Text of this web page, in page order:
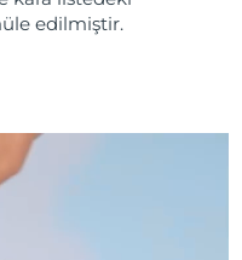
edilmiştir.
teslim tarihi